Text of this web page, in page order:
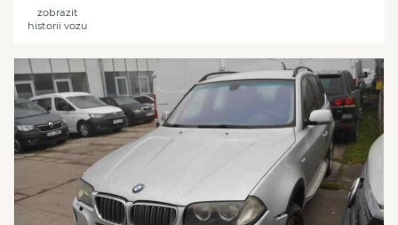
zobrazit
historii vozu